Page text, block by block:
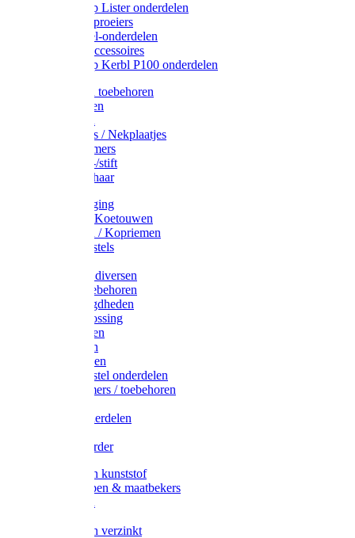
Weidepomp Lister onderdelen
Nippels / Sproeiers
Drinknippel-onderdelen
Drinkbak accessoires
Weidepomp Kerbl P100 onderdelen
Oormerken toebehoren
Enkelbanden
Halsplaatjes / Nekplaatjes
Kokernummers
Merkspray-/stift
Veemerkschaar
Uierverzorging
Halsters & Koetouwen
Halsriemen / Kopriemen
Koerugborstels
Koe / Stier diversen
Melkers toebehoren
Stalbenodigdheden
Kalververlossing
Stierenringen
Onthoornen
Kalverflessen
Koerugborstel onderdelen
Kalveremmers / toebehoren
Koelift onderdelen
Uieronthaarder
Voerbakken kunststof
Voerscheppen & maatbekers
Voerbakken verzinkt